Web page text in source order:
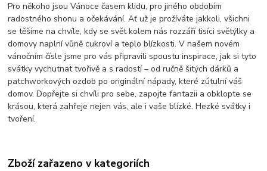
Pro někoho jsou Vánoce časem klidu, pro jiného obdobím
radostného shonu a očekávání. Ať už je prožíváte jakkoli, všichni
se těšíme na chvíle, kdy se svět kolem nás rozzáří tisíci světýlky a
domovy naplní vůně cukroví a teplo blízkosti. V našem novém
vánočním čísle jsme pro vás připravili spoustu inspirace, jak si tyto
svátky vychutnat tvořivě a s radostí – od ručně šitých dárků a
patchworkových ozdob po originální nápady, které zútulní váš
domov. Dopřejte si chvíli pro sebe, zapojte fantazii a obklopte se
krásou, která zahřeje nejen vás, ale i vaše blízké. Hezké svátky i
tvoření.
Zboží zařazeno v kategoriích